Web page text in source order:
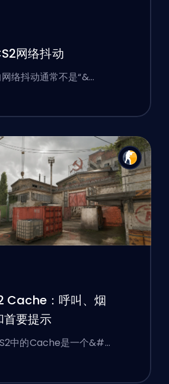
网络抖动
网络抖动通常不是“&…
Cache：呼叫、烟
首要提示
中的Cache是一个&#…